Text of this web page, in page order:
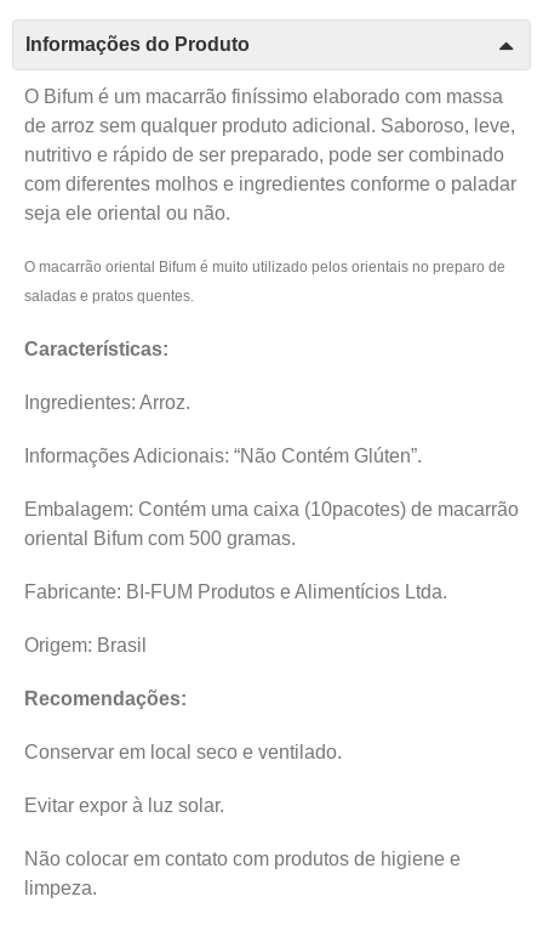
Informações do Produto
O Bifum é um macarrão finíssimo elaborado com massa
de arroz sem qualquer produto adicional. Saboroso, leve,
nutritivo e rápido de ser preparado, pode ser combinado
com diferentes molhos e ingredientes conforme o paladar
seja ele oriental ou não.
O macarrão oriental Bifum é muito utilizado pelos orientais no preparo de
saladas e pratos quentes.
Características:
Ingredientes: Arroz.
Informações Adicionais: “Não Contém Glúten”.
Embalagem: Contém uma caixa (10pacotes) de macarrão
oriental Bifum com 500 gramas.
Fabricante: BI-FUM Produtos e Alimentícios Ltda.
Origem: Brasil
Recomendações:
Conservar em local seco e ventilado.
Evitar expor à luz solar.
Não colocar em contato com produtos de higiene e
limpeza.